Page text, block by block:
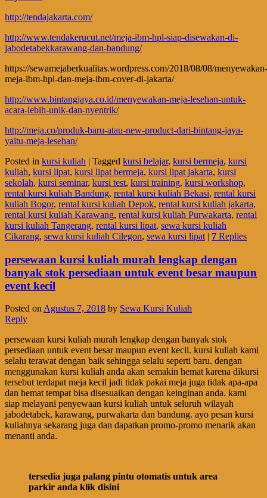
http://tendajakarta.com/
http://www.tendakerucut.net/meja-ibm-hpl-siap-disewakan-di-
jabodetabekkarawang-dan-bandung/
https://sewamejaberkualitas.wordpress.com/2018/08/08/menyewakan-
meja-ibm-hpl-dan-meja-ibm-cover-di-jakarta/
http://www.bintangjaya.co.id/menyewakan-meja-lesehan-untuk-
acara-lebih-unik-dan-nyentrik/
http://meja.co/produk-baru-atau-new-product-dari-bintang-jaya-
yaitu-meja-lesehan/
Posted in kursi kuliah | Tagged kursi belajar, kursi bermeja, kursi
kuliah, kursi lipat, kursi lipat bermeja, kursi lipat jakarta, kursi
sekolah, kursi seminar, kursi test, kursi training, kursi workshop,
rental kursi kuliah Bandung, rental kursi kuliah Bekasi, rental kursi
kuliah Bogor, rental kursi kuliah Depok, rental kursi kuliah jakarta,
rental kursi kuliah Karawang, rental kursi kuliah Purwakarta, rental
kursi kuliah Tangerang, rental kursi lipat, sewa kursi kuliah
Cikarang, sewa kursi kuliah Cilegon, sewa kursi lipat | 7 Replies
persewaan kursi kuliah murah lengkap dengan
banyak stok persediaan untuk event besar maupun
event kecil
Posted on Agustus 7, 2018 by Sewa Kursi Kuliah
Reply
persewaan kursi kuliah murah lengkap dengan banyak stok
persediaan untuk event besar maupun event kecil. kursi kuliah kami
selalu terawat dengan baik sehingga selalu seperti baru. dengan
menggunakan kursi kuliah anda akan semakin hemat karena dikursi
tersebut terdapat meja kecil jadi tidak pakai meja juga tidak apa-apa
dan hemat tempat bisa disesuaikan dengan keinginan anda. kami
siap melayani penyewaan kursi kuliah untuk seluruh wilayah
jabodetabek, karawang, purwakarta dan bandung. ayo pesan kursi
kuliahnya sekarang juga dan dapatkan promo-promo menarik akan
menanti anda.
tersedia juga palang pintu otomatis untuk area
parkir anda klik disini